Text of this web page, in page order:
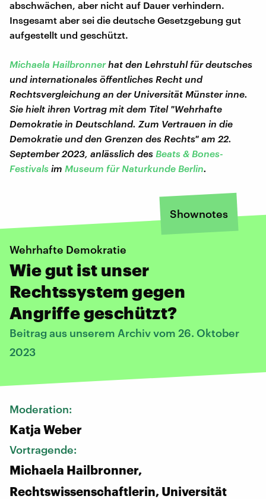
abschwächen, aber nicht auf Dauer verhindern.
Insgesamt aber sei die deutsche Gesetzgebung gut
aufgestellt und geschützt.
Michaela Hailbronnerhat den Lehrstuhl für deutsches
und internationales öffentliches Recht und
Rechtsvergleichung an der Universität Münster inne.
Sie hielt ihren Vortrag mit dem Titel "Wehrhafte
Demokratie in Deutschland. Zum Vertrauen in die
Demokratie und den Grenzen des Rechts" am 22.
September 2023, anlässlich des Beats & Bones-
Festivals im Museum für Naturkunde Berlin.
Shownotes
Wehrhafte Demokratie
Wie gut ist unser
Rechtssystem gegen
Angriffe geschützt?
Beitrag aus unserem Archiv vom 26. Oktober
2023
Moderation:
Katja Weber
Vortragende:
Michaela Hailbronner,
Rechtswissenschaftlerin, Universität